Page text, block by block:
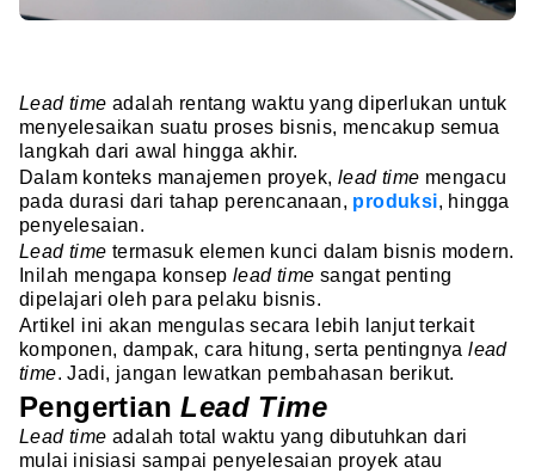
Lead time adalah rentang waktu yang diperlukan untuk
menyelesaikan suatu proses bisnis, mencakup semua
langkah dari awal hingga akhir.
Dalam konteks manajemen proyek, lead time mengacu
pada durasi dari tahap perencanaan, produksi, hingga
penyelesaian.
Lead time termasuk elemen kunci dalam bisnis modern.
Inilah mengapa konsep lead time sangat penting
dipelajari oleh para pelaku bisnis.
Artikel ini akan mengulas secara lebih lanjut terkait
komponen, dampak, cara hitung, serta pentingnyalead
time. Jadi, jangan lewatkan pembahasan berikut.
PengertianLead Time
Lead time adalah total waktu yang dibutuhkan dari
mulai inisiasi sampai penyelesaian proyek atau